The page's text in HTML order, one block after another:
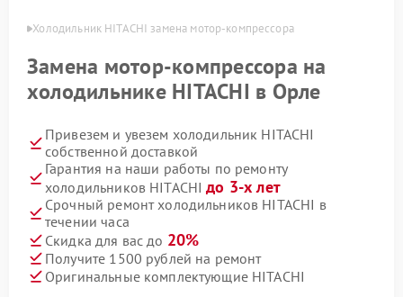
Холодильник HITACHI замена мотор-компрессора
Замена мотор-компрессора на
холодильнике HITACHI в Орле
Привезем и увезем холодильник HITACHI
собственной доставкой
Гарантия на наши работы по ремонту
холодильников HITACHIдо 3-х лет
Срочный ремонт холодильников HITACHI в
течении часа
Скидка для вас до 20%
Получите 1500 рублей на ремонт
Оригинальные комплектующие HITACHI